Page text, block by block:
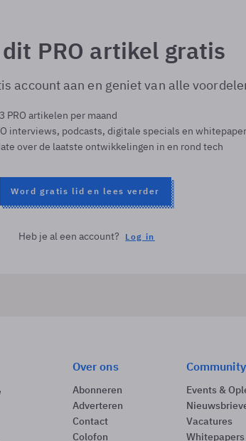
dit PRO artikel gratis
account aan en geniet van alle
PRO artikelen per maand
interviews, podcasts, digitale specials en
over de laatste ontwikkelingen in en rond tech
Word gratis lid en lees verder
Heb je al een account? Log in
Over ons
Abonneren
Adverteren
Contact
Colofon
Community
Events &
Vacatures
Whitepapers